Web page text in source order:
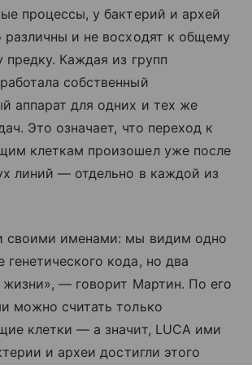
процессы, у бактерий и архей
различны и не восходят к общему
предку. Каждая из групп
собственный
аппарат для одних и тех же
Это означает, что переход к
клеткам произошел уже после
линий — отдельно в каждой из
своими именами: мы видим одно
кода, но два
жизни», — говорит Мартин. По его
можно считать только
клетки — а значит, LUCA ими
и археи достигли этого